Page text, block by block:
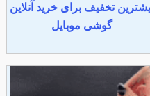
تخفیف برای خرید آنلاین
گوشی موبایل